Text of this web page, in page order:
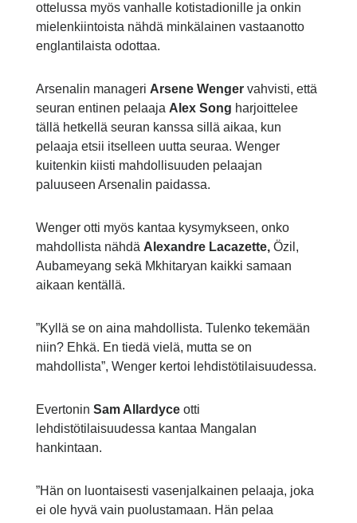
ottelussa myös vanhalle kotistadionille ja onkin
mielenkiintoista nähdä minkälainen vastaanotto
englantilaista odottaa.
Arsenalin manageri Arsene Wenger vahvisti, että
seuran entinen pelaaja Alex Song harjoittelee
tällä hetkellä seuran kanssa sillä aikaa, kun
pelaaja etsii itselleen uutta seuraa. Wenger
kuitenkin kiisti mahdollisuuden pelaajan
paluuseen Arsenalin paidassa.
Wenger otti myös kantaa kysymykseen, onko
mahdollista nähdä Alexandre Lacazette, Özil,
Aubameyang sekä Mkhitaryan kaikki samaan
aikaan kentällä.
”Kyllä se on aina mahdollista. Tulenko tekemään
niin? Ehkä. En tiedä vielä, mutta se on
mahdollista”, Wenger kertoi lehdistötilaisuudessa.
Evertonin Sam Allardyce otti
lehdistötilaisuudessa kantaa Mangalan
hankintaan.
”Hän on luontaisesti vasenjalkainen pelaaja, joka
ei ole hyvä vain puolustamaan. Hän pelaa